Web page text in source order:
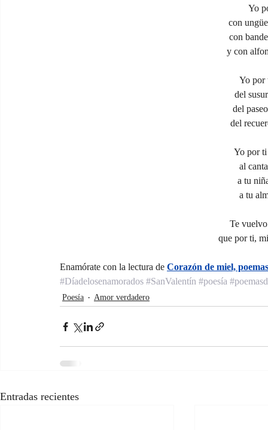
Yo
con
con
y con
Yo por
del
del
del
Yo por
al
a tu
a tu
Te
que por ti,
Enamórate con la lectura de Corazón de miel,
#Díadelosenamorados #SanValentín #poesía
Poesía Amor verdadero
Entradas recientes